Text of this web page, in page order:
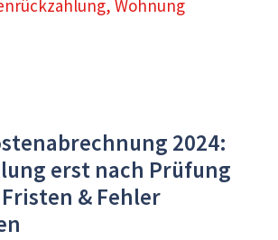
, Wohnung
2024:
erst nach Prüfung
& Fehler